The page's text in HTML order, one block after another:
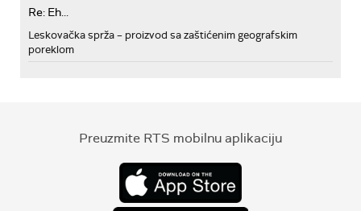
Re: Eh...
Leskovačka sprža – proizvod sa zaštićenim geografskim
poreklom
Preuzmite RTS mobilnu aplikaciju